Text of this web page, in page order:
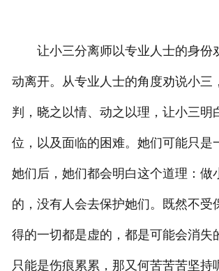
让小三分离师以专业人士的身份
动离开。从专业人士的角度劝说小三
判，晓之以情、动之以理，让小三明
位，以及面临的困难。她们可能只是
她们后，她们都会明白这个道理：做
的，没有人会去保护她们。既然不受
得的一切都是虚的，都是可能会消失
只能是伤痕累累，那又何苦苦苦坚持